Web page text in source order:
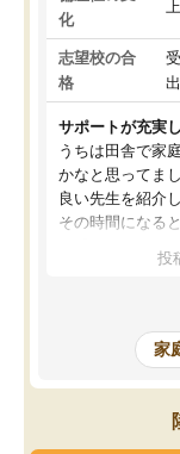
化
志望校の合
格
サポートが充実
うちは田舎で家
かなと思ってま
良い先生を紹介
その時間になる
を開いてzoom
た！5科目なん
めて1年ほどだ
科目が増えてき
であるので無料
がら頑張って欲
投
家